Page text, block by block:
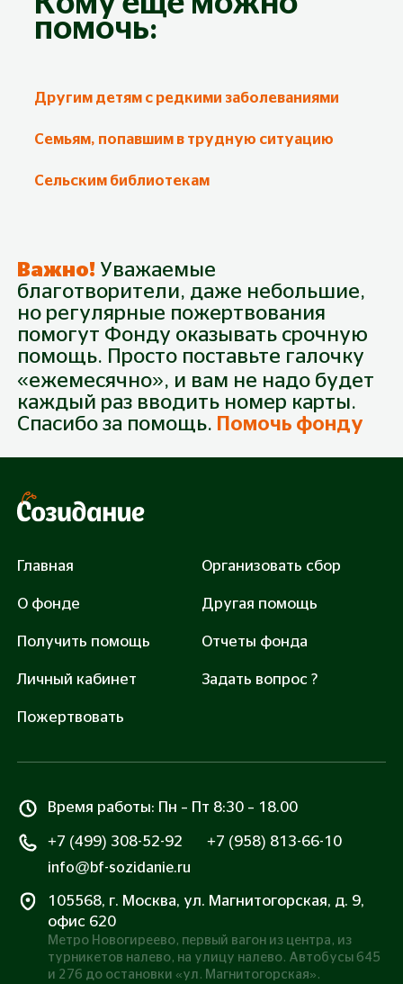
помочь:
Другим детям с редкими заболеваниями
Семьям, попавшим в трудную ситуацию
Сельским библиотекам
Пожертвование
Собрано0 Будьте первым! Из40 000
3 000 руб.
Закрыть сбор: 40000 руб.
Помочь
офертыи
данных
Все транзакции защищены сертификатом SSL
Важно! Уважаемые
благотворители, даже небольшие,
но регулярные пожертвования
помогут Фонду оказывать срочную
помощь. Просто поставьте галочку
«ежемесячно», и вам не надо будет
каждый раз вводить номер карты.
Спасибо за помощь. Помочь фонду
Главная
О фонде
Получить помощь
Личный кабинет
Пожертвовать
Организовать сбор
Другая помощь
Отчеты фонда
Задать вопрос ?
Время работы: Пн – Пт 8:30 – 18.00
+7 (499) 308-52-92
+7 (958) 813-66-10
info@bf-sozidanie.ru
105568, г. Москва, ул. Магнитогорская, д. 9,
офис 620
Метро Новогиреево, первый вагон из центра, из
турникетов налево, на улицу налево. Автобусы 645
и 276 до остановки «ул. Магнитогорская».